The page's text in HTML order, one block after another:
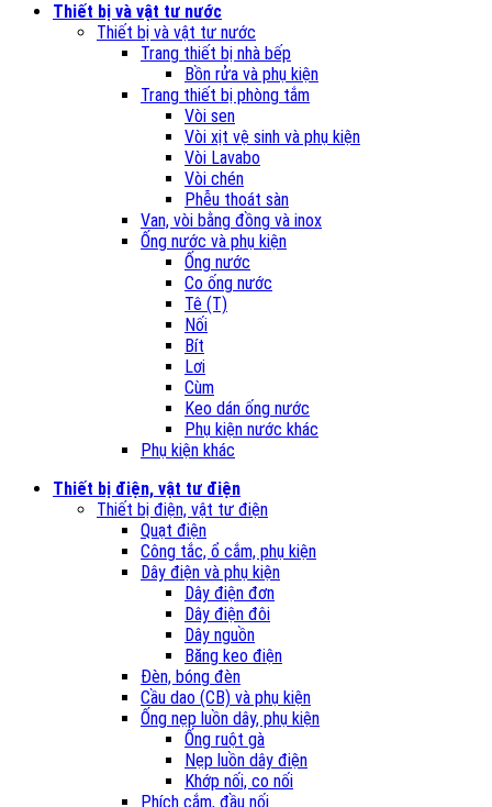
Thiết bị và vật tư nước
Thiết bị và vật tư nước
Trang thiết bị nhà bếp
Bồn rửa và phụ kiện
Trang thiết bị phòng tắm
Vòi sen
Vòi xịt vệ sinh và phụ kiện
Vòi Lavabo
Vòi chén
Phễu thoát sàn
Van, vòi bằng đồng và inox
Ống nước và phụ kiện
Ống nước
Co ống nước
Tê (T)
Nối
Bít
Lơi
Cùm
Keo dán ống nước
Phụ kiện nước khác
Phụ kiện khác
Thiết bị điện, vật tư điện
Thiết bị điện, vật tư điện
Quạt điện
Công tắc, ổ cắm, phụ kiện
Dây điện và phụ kiện
Dây điện đơn
Dây điện đôi
Dây nguồn
Băng keo điện
Đèn, bóng đèn
Cầu dao (CB) và phụ kiện
Ống nẹp luồn dây, phụ kiện
Ống ruột gà
Nẹp luồn dây điện
Khớp nối, co nối
Phích cắm, đầu nối